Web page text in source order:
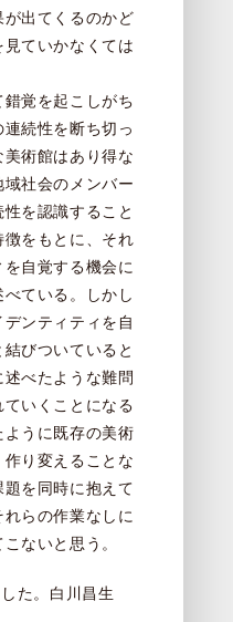
出てくるのかど
ていかなくては
錯覚を起こしがち
続性を断ち切っ
術館はあり得な
社会のメンバー
を認識すること
をもとに、それ
自覚する機会に
ている。しかし
ンティティを自
びついていると
べたような難問
いくことになる
うに既存の美術
り変えることな
を同時に抱えて
らの作業なしに
ないと思う。
た。白川昌生